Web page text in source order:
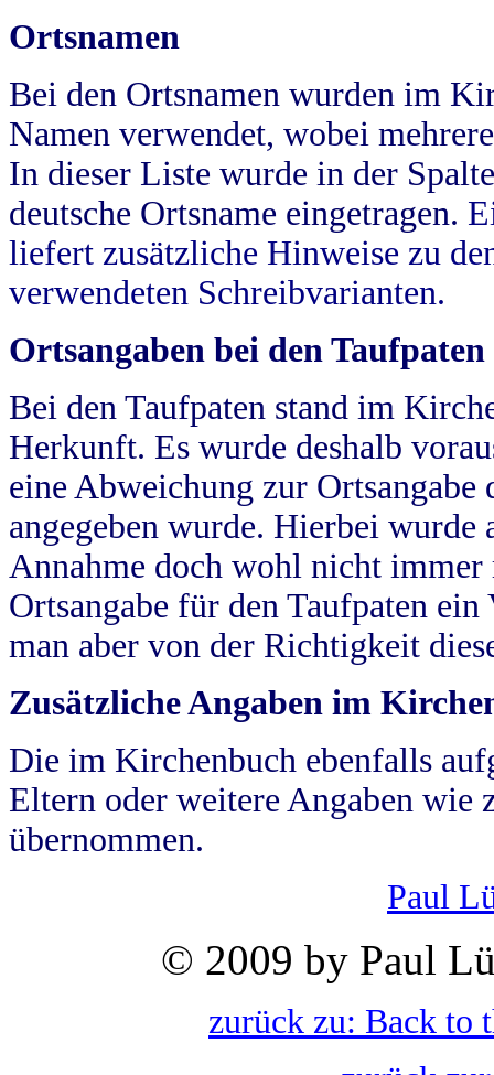
Ortsnamen
Bei den Ortsnamen wurden im
Namen verwendet, wobei
In dieser Liste wurde in der
deutsche Ortsname eingetragen.
liefert zusätzliche Hinweise zu
verwendeten Schreibvarianten.
Ortsangaben bei den Taufpaten
Bei den Taufpaten stand im
Herkunft. Es wurde deshalb
eine Abweichung zur
angegeben wurde. Hierbei wurde
Annahme doch wohl nicht
Ortsangabe für den Taufpaten
man aber von der Richtigkeit
Zusätzliche Angaben im
Die im Kirchenbuch ebenfalls
Eltern oder weitere Angaben wie
übernommen.
Paul
© 2009 by Paul
zurück zu: Back to